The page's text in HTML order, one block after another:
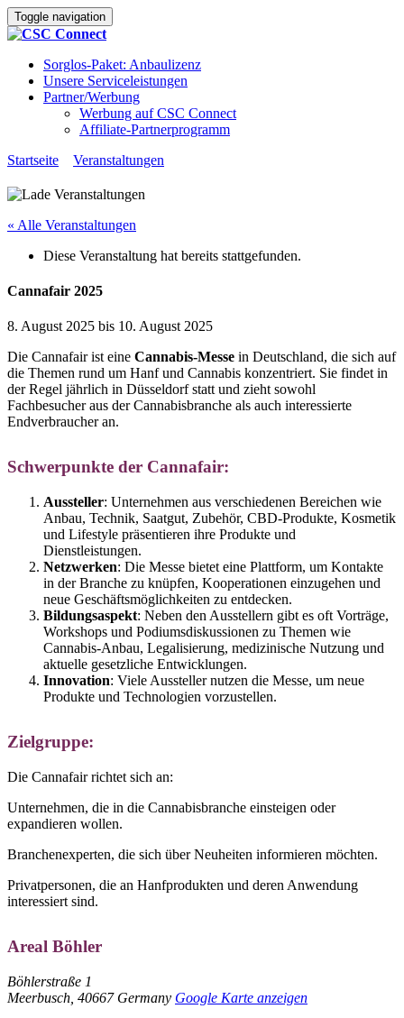
Toggle navigation
Sorglos-Paket: Anbaulizenz
Unsere Serviceleistungen
Partner/Werbung
Werbung auf CSC Connect
Affiliate-Partnerprogramm
Startseite
Veranstaltungen
« Alle Veranstaltungen
Diese Veranstaltung hat bereits stattgefunden.
Cannafair 2025
8. August 2025 bis 10. August 2025
Die Cannafair ist eine Cannabis-Messe in Deutschland, die sich auf
die Themen rund um Hanf und Cannabis konzentriert. Sie findet in
der Regel jährlich in Düsseldorf statt und zieht sowohl
Fachbesucher aus der Cannabisbranche als auch interessierte
Endverbraucher an.
Schwerpunkte der Cannafair:
Aussteller: Unternehmen aus verschiedenen Bereichen wie
Anbau, Technik, Saatgut, Zubehör, CBD-Produkte, Kosmetik
und Lifestyle präsentieren ihre Produkte und
Dienstleistungen.
Netzwerken: Die Messe bietet eine Plattform, um Kontakte
in der Branche zu knüpfen, Kooperationen einzugehen und
neue Geschäftsmöglichkeiten zu entdecken.
Bildungsaspekt: Neben den Ausstellern gibt es oft Vorträge,
Workshops und Podiumsdiskussionen zu Themen wie
Cannabis-Anbau, Legalisierung, medizinische Nutzung und
aktuelle gesetzliche Entwicklungen.
Innovation: Viele Aussteller nutzen die Messe, um neue
Produkte und Technologien vorzustellen.
Zielgruppe:
Die Cannafair richtet sich an:
Unternehmen, die in die Cannabisbranche einsteigen oder
expandieren wollen.
Branchenexperten, die sich über Neuheiten informieren möchten.
Privatpersonen, die an Hanfprodukten und deren Anwendung
interessiert sind.
Areal Böhler
Böhlerstraße 1
Meerbusch 40667 Germany Google Karte anzeigen